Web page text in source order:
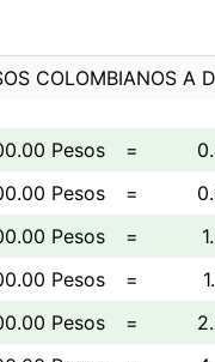
COLOMBIANOS A
Pesos =
Pesos
=
Pesos
=
Pesos
=
Pesos
=